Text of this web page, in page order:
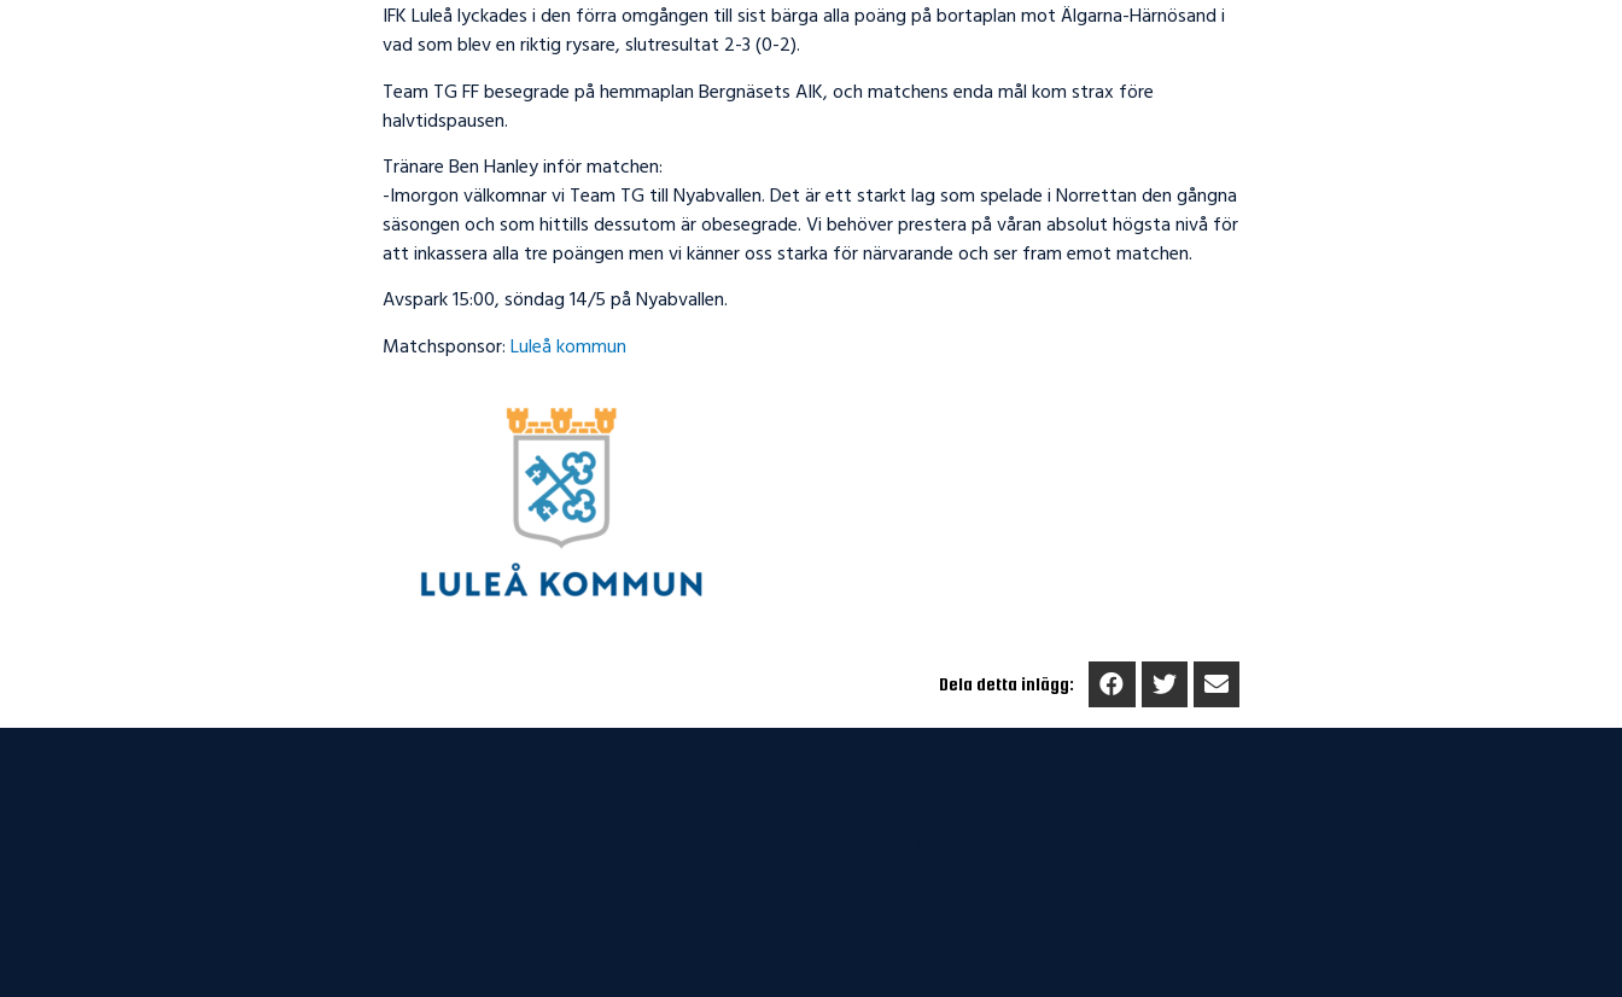
IFK Luleå lyckades i den förra omgången till sist bärga alla poäng på bortaplan mot Älgarna-Härnösand i
vad som blev en riktig rysare, slutresultat 2-3 (0-2).
Team TG FF besegrade på hemmaplan Bergnäsets AIK, och matchens enda mål kom strax före
halvtidspausen.
Tränare Ben Hanley inför matchen:
-Imorgon välkomnar vi Team TG till Nyabvallen. Det är ett starkt lag som spelade i Norrettan den gångna
säsongen och som hittills dessutom är obesegrade. Vi behöver prestera på våran absolut högsta nivå för
att inkassera alla tre poängen men vi känner oss starka för närvarande och ser fram emot matchen.
Avspark 15:00, söndag 14/5 på Nyabvallen.
Matchsponsor:Luleå kommun
Dela detta inlägg: